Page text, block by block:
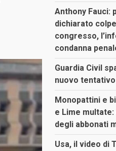
Anthony Fauci:
dichiarato
congresso,
condanna
Guardia Civil
nuovo
Monopattini e
e Lime
degli abbonati
Usa, il video di